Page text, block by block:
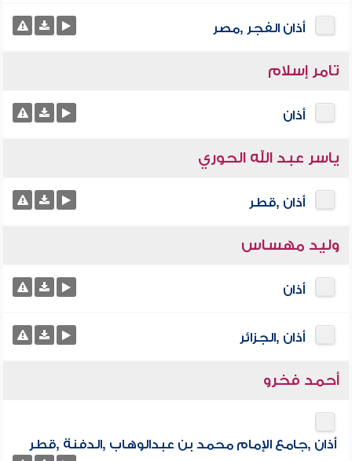
أذان الفجر ,مصر
تامر إسلام
أذان
ياسر عبد الله الحوري
أذان ,قطر
وليد مهساس
أذان
أذان ,الجزائر
أحمد فخرو
أذان ,جامع الإمام محمد بن عبدالوهاب ,الدفنة ,قطر